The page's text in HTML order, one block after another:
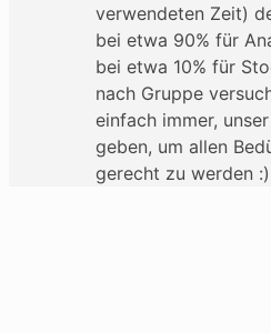
verwendeten Zeit)
bei etwa 90% für
bei etwa 10% für
nach Gruppe
einfach immer,
geben, um allen
gerecht zu werden :)